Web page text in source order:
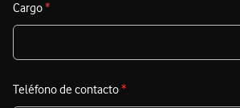
Cargo*
Teléfono de contacto*